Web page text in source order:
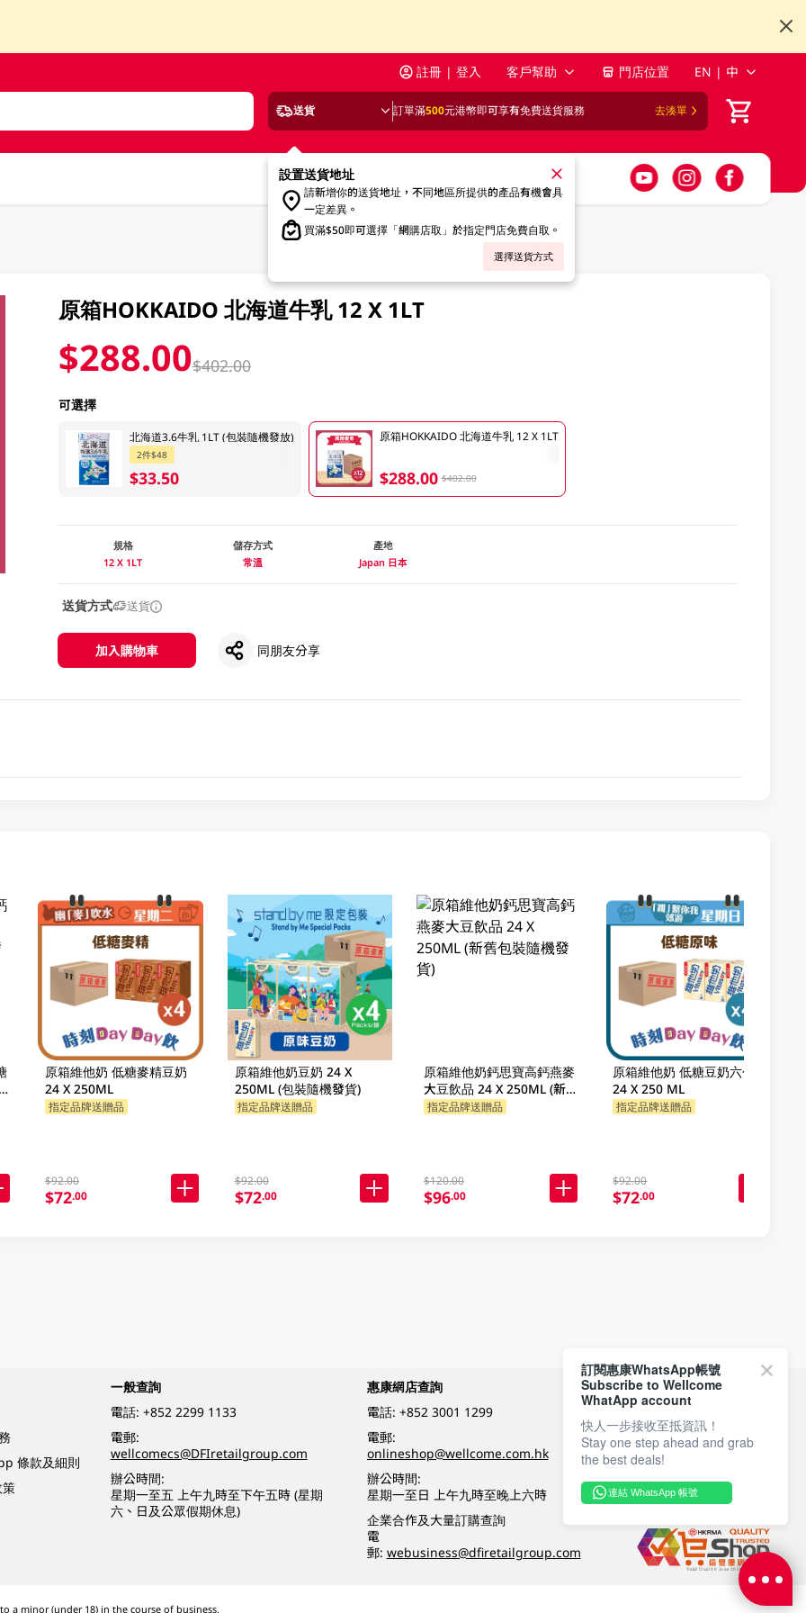
註冊 | 登入 客戶幫助 門店位置 EN | 中
送貨 訂單滿500元港幣即可享有免費送貨服務 去湊單
設置送貨地址
請新增你的送貨地址，不同地區所提供的產品有機會具
一定差異。
買滿$50即可選擇「網購店取」於指定門店免費自取。
選擇送貨方式
原箱HOKKAIDO 北海道牛乳 12 X 1LT
$288.00$402.00
可選擇
北海道3.6牛乳 1LT (包裝隨機發放)
2件$48
$33.50
原箱HOKKAIDO 北海道牛乳 12 X 1LT
$288.00 $402.00
規格
12 X 1LT
儲存方式
常溫
產地
Japan 日本
送貨方式 送貨
加入購物車 同朋友分享
原箱維他奶 低糖麥精豆奶
24 X 250ML
指定品牌送贈品
$92.00
$72.00
原箱維他奶豆奶 24 X
250ML (包裝隨機發貨)
指定品牌送贈品
$92.00
$72.00
原箱維他奶鈣思寶高鈣燕麥
大豆飲品 24 X 250ML (新舊
包裝隨機發貨)
指定品牌送贈品
$120.00
$96.00
原箱維他奶 低糖豆奶六包裝
24 X 250 ML
指定品牌送贈品
$92.00
$72.00
條款及細則
一般查詢
電話: +852 2299 1133
電郵:
wellcomecs@DFIretailgroup.com
辦公時間:
星期一至五 上午九時至下午五時 (星期
六、日及公眾假期休息)
惠康網店查詢
電話: +852 3001 1299
電郵:
onlineshop@wellcome.com.hk
辦公時間:
星期一至日 上午九時至晚上六時
企業合作及大量訂購查詢
電
郵: webusiness@dfiretailgroup.com
付款方式
關注我們
minor (under 18) in the course of business.
訂閱惠康WhatsApp帳號
Subscribe to Wellcome
WhatApp account
快人一步接收至抵資訊！
Stay one step ahead and grab
the best deals!
連結 WhatsApp 帳號